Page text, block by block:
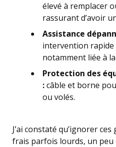
élevé à remplacer
rassurant d’avoir
Assistance
intervention rapide
notamment liée à
Protection des
:câble et borne
ou volés.
J’ai constaté qu’ignorer
frais parfois lourds, un peu